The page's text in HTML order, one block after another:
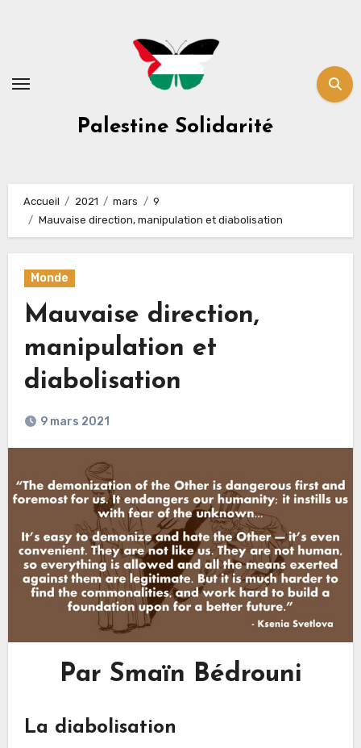
Palestine Solidarité
Accueil 2021 mars
9
Mauvaise direction, manipulation et diabolisation
Monde
Mauvaise direction,
manipulation et
diabolisation
9 mars 2021
Par Smaïn Bédrouni
La diabolisation